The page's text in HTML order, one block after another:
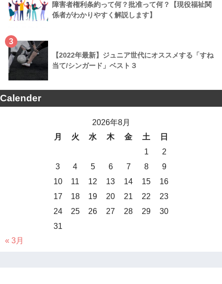
障害者権利条約って何？批准って何？【現役福祉関
係者がわかりやすく解説します】
3
【2022年最新】ジュニア世代にオススメする「すね
当て/シンガード」ベスト３
Calender
2026年8月
月
火 水 木 金 土
日
1
2
3
4 5 6 7 8
9
10
11 12 13 14 15
16
17
18 19 20 21 22
23
24
25 26 27 28 29
30
31
« 3月